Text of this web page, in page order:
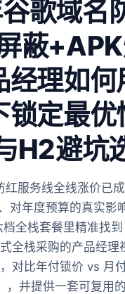
歌域名
蔽
理如何
锁定最
H2避坑
红服务线全线涨价已
对年度预算的真实影
全栈套餐里精准找
全栈采购的产品经
对比年付锁价 vs 月
，并提供一套可复用